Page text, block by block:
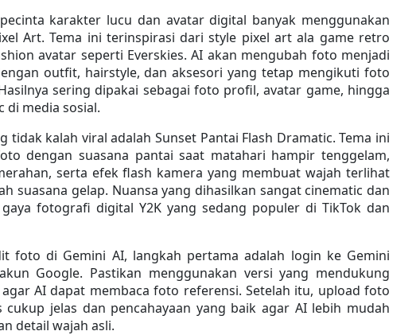
karakter lucu dan avatar digital banyak menggunakan
Art. Tema ini terinspirasi dari style pixel art ala game retro
avatar seperti Everskies. AI akan mengubah foto menjadi
outfit, hairstyle, dan aksesori yang tetap mengikuti foto
sering dipakai sebagai foto profil, avatar game, hingga
di media sosial.
tidak kalah viral adalah Sunset Pantai Flash Dramatic. Tema ini
dengan suasana pantai saat matahari hampir tenggelam,
serta efek flash kamera yang membuat wajah terlihat
suasana gelap. Nuansa yang dihasilkan sangat cinematic dan
fotografi digital Y2K yang sedang populer di TikTok dan
foto di Gemini AI, langkah pertama adalah login ke Gemini
Google. Pastikan menggunakan versi yang mendukung
AI dapat membaca foto referensi. Setelah itu, upload foto
cukup jelas dan pencahayaan yang baik agar AI lebih mudah
detail wajah asli.